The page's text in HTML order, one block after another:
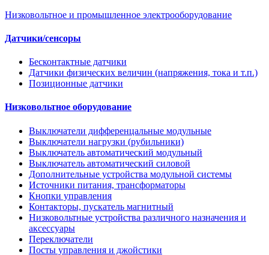
Низковольтное и промышленное электрооборудование
Датчики/сенсоры
Бесконтактные датчики
Датчики физических величин (напряжения, тока и т.п.)
Позиционные датчики
Низковольтное оборудование
Выключатели дифференцальные модульные
Выключатели нагрузки (рубильники)
Выключатель автоматический модульный
Выключатель автоматический силовой
Дополнительные устройства модульной системы
Источники питания, трансформаторы
Кнопки управления
Контакторы, пускатель магнитный
Низковольтные устройства различного назначения и
аксессуары
Переключатели
Посты управления и джойстики